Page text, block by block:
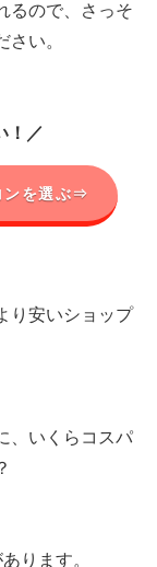
るので、さっそ
さい。
！／
ンを選ぶ⇒
り安いショップ
、いくらコスパ
ります。